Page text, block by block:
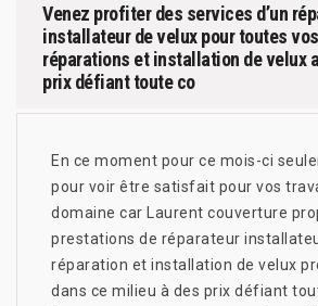
Venez profiter des services d’un
installateur de velux pour toutes vos
réparations et installation de velux
prix défiant toute co
En ce moment pour ce mois-ci
pour voir être satisfait pour vos
domaine car Laurent couverture
prestations de réparateur
réparation et installation de velux
dans ce milieu à des prix défiant